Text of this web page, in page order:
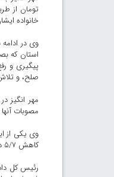
تومان از
خانواده
صلح، و تلاش
مهر انگیز
مصوبات
وی یکی از
کاهش ۵/۷ درصدی جرم سرقت درسال گذشته در استان شده است.
رئیس کل